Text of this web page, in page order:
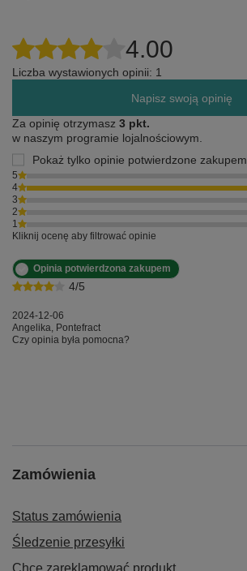
4.00
Liczba wystawionych opinii: 1
Napisz swoją opinię
Za opinię otrzymasz 3 pkt.
w naszym programie lojalnościowym.
Pokaż tylko opinie potwierdzone zakupem
5
4
3
2
1
Kliknij ocenę aby filtrować opinie
4/5
Opinia potwierdzona zakupem
2024-12-06
Angelika, Pontefract
Czy opinia była pomocna?
Zamówienia
Status zamówienia
Śledzenie przesyłki
Chcę zareklamować produkt